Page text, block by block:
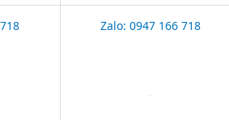
Zalo: 0947 166 718